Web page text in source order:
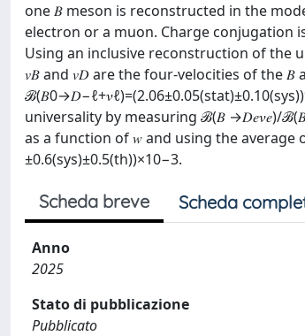
one 𝐵 meson is reconstructed in the
electron or a muon. Charge conjugation
Using an inclusive reconstruction of the
𝑣𝐵 and 𝑣𝐷 are the four-velocities of the
universality by measuring ℬ⁡(𝐵 →𝐷⁢𝑒⁢𝜈𝑒)/
as a function of 𝑤 and using the
±0.6⁢(sys)±0.5⁢(th))×10−3.
Scheda breve Scheda
Anno
2025
Stato di pubblicazione
Pubblicato